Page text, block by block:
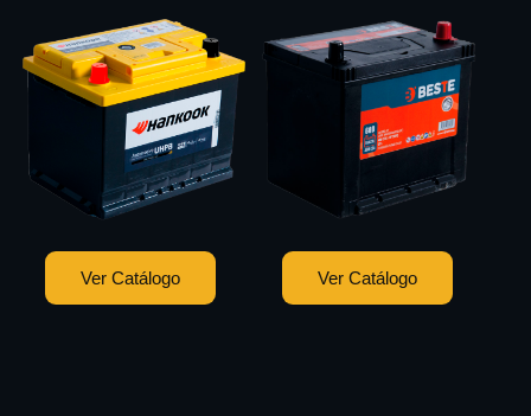
Ver Catálogo Ver Catálogo